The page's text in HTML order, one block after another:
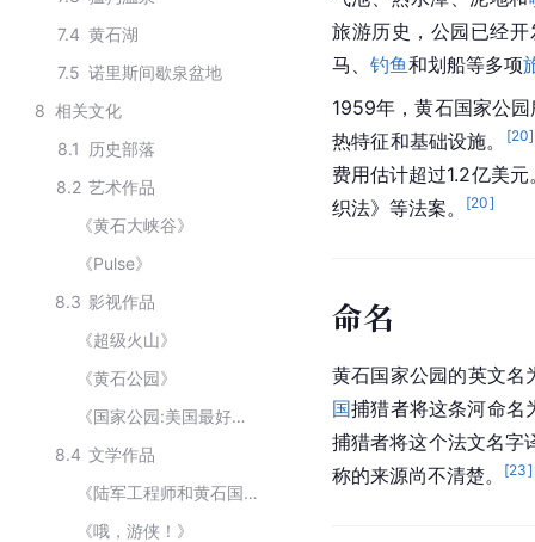
7.4 黄石湖
7.5 诺里斯间歇泉盆地
8 相关文化
8.1
历史部落
8.2 艺术作品
《黄石大峡谷》
《Pulse》
8.3 影视作品
《超级火山》
《黄石公园》
《国家公园:美国最好的主意》
8.4 文学作品
《陆军工程师和黄石国家公园》
《哦，游侠！》
旅游历史，公园已经
马、 钓鱼和划船等多项
1959年，黄石国家公
热特征和基础设施。
[20]
费用估计超过1.2亿美元
织法》等法案。
[20]
命名
黄石国家公园的英文
国捕猎者将这条河命名
捕猎者将这个法文名字
称的来源尚不清楚。
[23]